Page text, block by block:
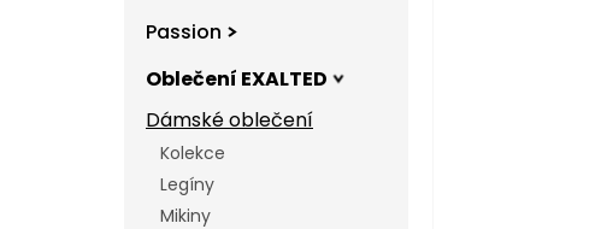
Passion
Oblečení EXALTED
Dámské oblečení
Kolekce
Legíny
Mikiny